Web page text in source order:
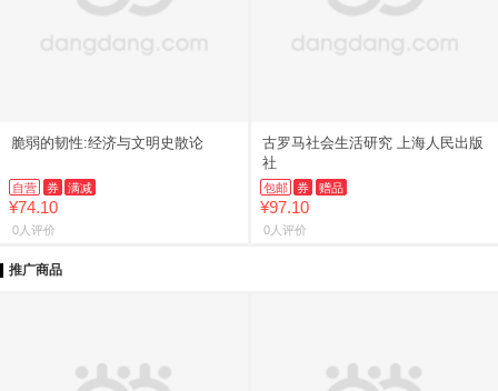
脆弱的韧性:经济与文明史散论
自营 券 满减
¥74.10
0人评价
古罗马社会生活研究 上海人民出版
社
包邮 券 赠品
¥97.10
0人评价
推广商品